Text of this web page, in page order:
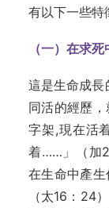
有以下一些特
（一）在求
這是生命成
同活的經歷
字架­,現在活
着……」­（加
在生命中產­
（太16：24